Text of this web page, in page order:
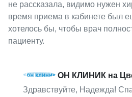
не рассказала, видимо нужен
время приема в кабинете был
хотелось бы, чтобы врач
пациенту.
ОН КЛИНИК на
Здравствуйте, Надежда!